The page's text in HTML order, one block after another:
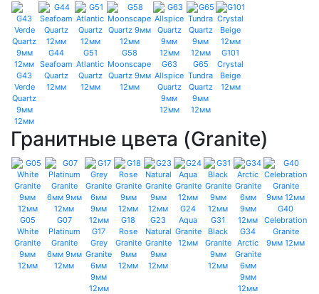
G43
Verde
Quartz
9мм
12мм
G44
Seafoam
Quartz
12мм
G51
Atlantic
Quartz
12мм
G58
Moonscape
Quartz 9мм
12мм
G63
Allspice
Quartz
9мм
12мм
G65
Tundra
Quartz
9мм
12мм
G101
Crystal
Beige
12мм
Гранитные цвета (Granite)
G05
White
Granite
9мм
12мм
G07
Platinum
Granite
6мм 9мм
12мм
G17
Grey
Granite
6мм
9мм
12мм
G18
Rose
Granite
9мм
12мм
G23
Natural
Granite
9мм
12мм
G24
Aqua
Granite
12мм
G31
Black
Granite
9мм
12мм
G34
Arctic
Granite
6мм
9мм
12мм
G40
Celebration
Granite
9мм 12мм